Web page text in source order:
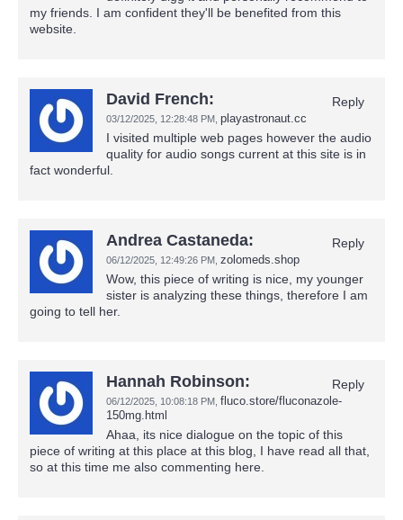
my friends. I am confident they'll be benefited from this
website.
David French:
03/12/2025, 12:28:48 PM playastronaut.cc
Reply
I visited multiple web pages however the audio
quality for audio songs current at this site is in
fact wonderful.
Andrea Castaneda:
06/12/2025, 12:49:26 PM zolomeds.shop
Reply
Wow, this piece of writing is nice, my younger
sister is analyzing these things, therefore I am
going to tell her.
Hannah Robinson:
06/12/2025, 10:08:18 PM fluco.store/fluconazole-
150mg.html
Reply
Ahaa, its nice dialogue on the topic of this
piece of writing at this place at this blog, I have read all that,
so at this time me also commenting here.